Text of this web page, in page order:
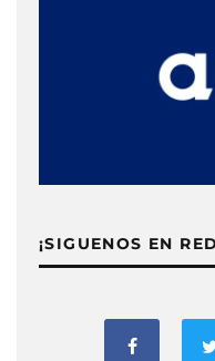
¡SIGUENOS EN